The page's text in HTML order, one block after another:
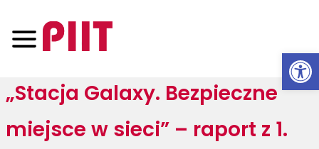
„Stacja Galaxy. Bezpieczne
miejsce w sieci” – raport z 1.